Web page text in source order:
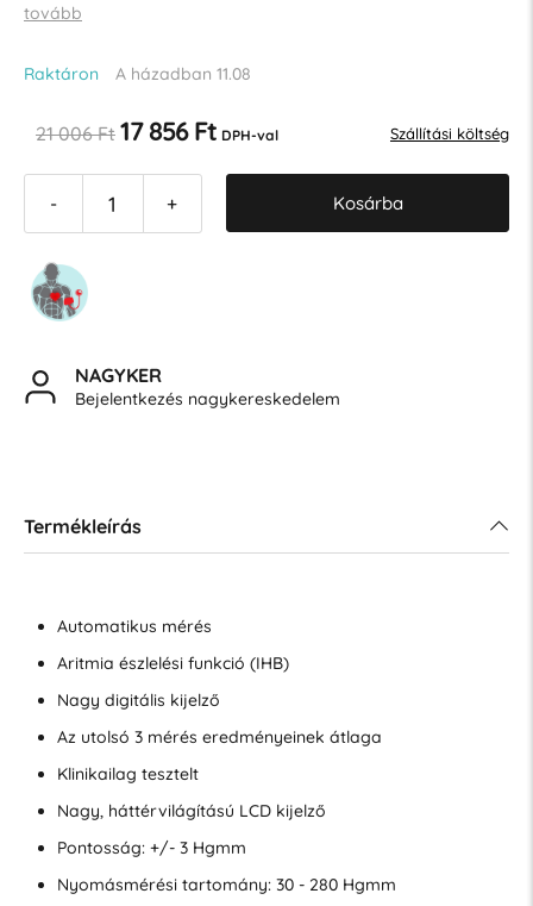
tovább
Raktáron A házadban 11.08
21 006 Ft 17 856 Ft DPH-val Szállítási költség
- + Kosárba
NAGYKER
Bejelentkezés nagykereskedelem
Termékleírás
Automatikus mérés
Aritmia észlelési funkció (IHB)
Nagy digitális kijelző
Az utolsó 3 mérés eredményeinek átlaga
Klinikailag tesztelt
Nagy, háttérvilágítású LCD kijelző
Pontosság: +/- 3 Hgmm
Nyomásmérési tartomány: 30 - 280 Hgmm